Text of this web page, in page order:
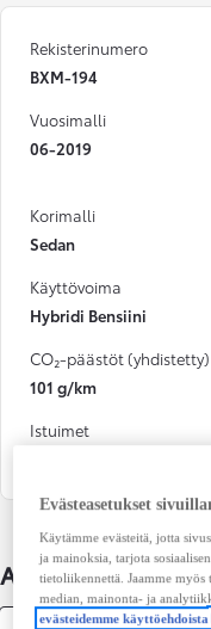
Rekisterinumero
BXM-194
Vuosimalli
06-2019
Korimalli
Sedan
Käyttövoima
Hybridi Bensiini
CO₂-päästöt (yhdistetty)
101 g/km
Istuimet
Auton lisätiedot
Evästeasetukset
Käytämme evästeitä, jotta
ja mainoksia, tarjota
tietoliikennettä. Jaamme myös
median, mainonta- ja
evästeidemme käyttöehdoista